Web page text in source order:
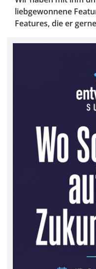
liebgewonnene
Features, die er